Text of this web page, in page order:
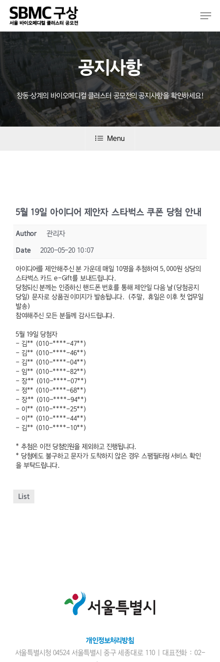
Skip
main
공지사항
창동·상계의 바이오메디컬 클러스터 공모전의 공지사항을 확인하세요!
Menu
5월 19일 아이디어 제안자 스타벅스 쿠폰 당첨 안내
Author 관리자
Date 2020-05-20 10:07
아이디어를 제안해주신 분 가운데 매일 10명을 추첨하여 5,000원 상당의
스타벅스 카드 e-Gift를 보내드립니다.
당첨되신 분께는 인증하신 핸드폰 번호를 통해 제안일 다음 날(당첨공지
당일) 문자로 상품권 이미지가 발송됩니다. (주말, 휴일은 이후 첫 업무일
발송)
참여해주신 모든 분들께 감사드립니다.
5월 19일 당첨자
- 김** (010-****-47**)
- 김** (010-****-46**)
- 김** (010-****-04**)
- 임** (010-****-82**)
- 장** (010-****-07**)
- 정** (010-****-68**)
- 장** (010-****-94**)
- 이** (010-****-25**)
- 이** (010-****-44**)
- 김** (010-****-10**)
* 추첨은 이전 당첨인원을 제외하고 진행됩니다.
* 당첨에도 불구하고 문자가 도착하지 않은 경우 스팸필터링 서비스 확인
을 부탁드립니다.
List
개인정보처리방침
서울특별시청 04524 서울특별시 중구 세종대로 110 | 대표전화 : 02-